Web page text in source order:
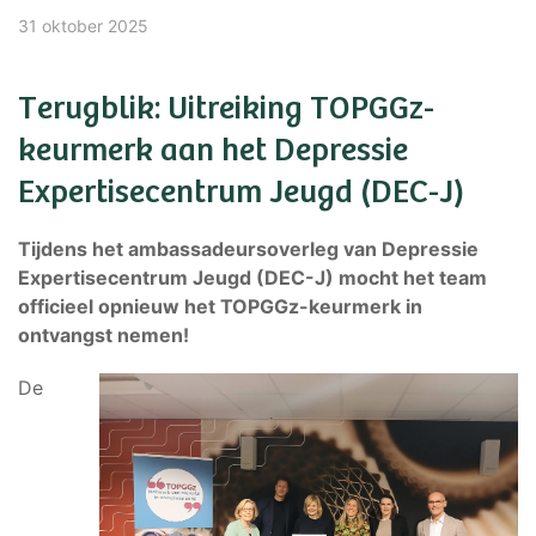
31 oktober 2025
Terugblik: Uitreiking TOPGGz-
keurmerk aan het Depressie
Expertisecentrum Jeugd (DEC-J)
Tijdens het ambassadeursoverleg van Depressie
Expertisecentrum Jeugd (DEC-J) mocht het team
officieel opnieuw het TOPGGz-keurmerk in
ontvangst nemen!
De